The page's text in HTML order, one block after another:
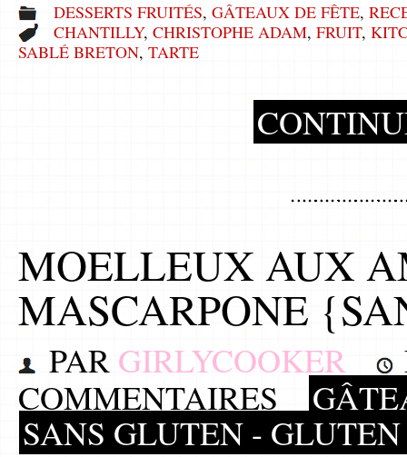
DESSERTS FRUITÉS, GÂTEAUX DE FÊTE,
CHANTILLY, CHRISTOPHE ADAM, FRUIT,
SABLÉ BRETON, TARTE
MOELLEUX AUX
MASCARPONE
PAR GIRLYCOOKER
COMMENTAIRES
SANS GLUTEN -